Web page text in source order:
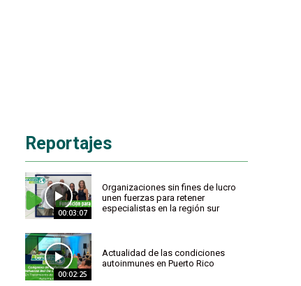
Reportajes
00:03:07
Organizaciones sin fines de lucro
unen fuerzas para retener
especialistas en la región sur
00:02:25
Actualidad de las condiciones
autoinmunes en Puerto Rico